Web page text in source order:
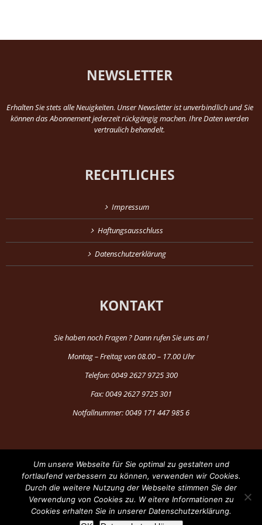
NEWSLETTER
Erhalten Sie stets alle Neuigkeiten. Unser Newsletter ist unverbindlich und Sie
können das Abonnement jederzeit rückgängig machen. Ihre Daten werden
vertraulich behandelt.
RECHTLICHES
Impressum
Haftungsausschluss
Datenschutzerklärung
KONTAKT
Sie haben noch Fragen ? Dann rufen Sie uns an !
Montag – Freitag von 08.00 – 17.00 Uhr
Telefon: 0049 2627 9725 300
Fax: 0049 2627 9725 301
Notfallnummer: 0049 171 447 985 6
®Copyright 1997-2024 by Fun Production
FacebookYouTube
Um unsere Webseite für Sie optimal zu gestalten und
fortlaufend verbessern zu können, verwenden wir Cookies.
Durch die weitere Nutzung der Webseite stimmen Sie der
Verwendung von Cookies zu. W eitere Informationen zu
Cookies erhalten Sie in unserer Datenschutzerklärung.